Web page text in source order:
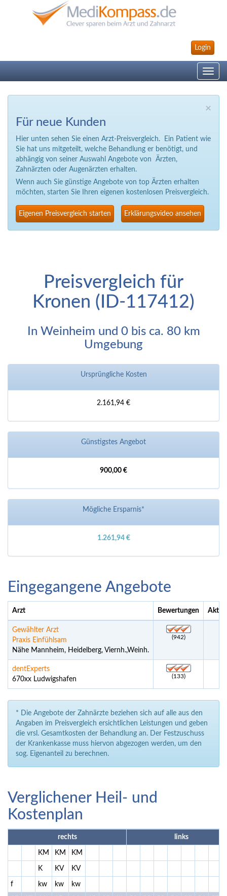
Login
Toggle
×
Für neue Kunden
Hier unten sehen Sie einen Arzt-Preisvergleich. Ein Patient wie
Sie hat uns mitgeteilt, welche Behandlung er benötigt, und
abhängig von seiner Auswahl Angebote von Ärzten,
Zahnärzten oder Augenärzten erhalten.
Wenn auch Sie günstige Angebote von top Ärzten erhalten
möchten, starten Sie Ihren eigenen kostenlosen Preisvergleich.
Eigenen Preisvergleich starten Erklärungsvideo ansehen
Preisvergleich für
Kronen (ID-117412)
In Weinheim und 0 bis ca. 80 km
Umgebung
Ursprüngliche Kosten
2.161,94 €
Günstigstes Angebot
900,00 €
Mögliche Ersparnis*
1.261,94 €
Eingegangene Angebote
Arzt Bewertungen
Gewählter Arzt
Praxis Einfühlsam
Nähe Mannheim, Heidelberg, Viernh.,Weinh.
(942)
dentExperts
670xx Ludwigshafen
(133)
* Die Angebote der Zahnärzte beziehen sich auf alle aus den
Angaben im Preisvergleich ersichtlichen Leistungen und geben
die vrsl. Gesamtkosten der Behandlung an. Der Festzuschuss
der Krankenkasse muss hiervon abgezogen werden, um den
sog. Eigenanteil zu berechnen.
Verglichener Heil- und
Kostenplan
rechts links
KM KM KM
K KV KV
f kw kw kw